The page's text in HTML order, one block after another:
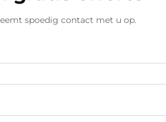
spoedig contact met u op.